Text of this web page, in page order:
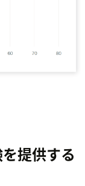
提供する